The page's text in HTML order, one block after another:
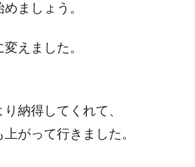
ましょう。
えました。
納得してくれて、
がって行きました。